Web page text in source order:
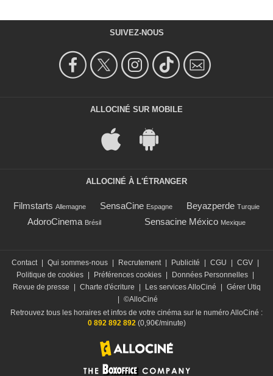
SUIVEZ-NOUS
ALLOCINÉ SUR MOBILE
ALLOCINÉ À L'ÉTRANGER
Filmstarts Allemagne SensaCine Espagne Beyazperde Turquie
AdoroCinema Brésil Sensacine México Mexique
Contact Qui sommes-nous Recrutement Publicité CGU CGV
Politique de cookies
Préférences cookies Données Personnelles
Revue de presse
Charte d'écriture Les services AlloCiné
Gérer Utiq
©AlloCiné
Retrouvez tous les horaires et infos de votre cinéma sur le numéro AlloCiné :
0 892 892 892(0,90€/minute)